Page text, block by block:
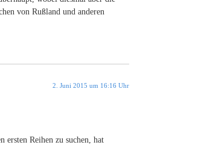
von Rußland und anderen
2. Juni 2015 um 16:16 Uhr
ersten Reihen zu suchen, hat